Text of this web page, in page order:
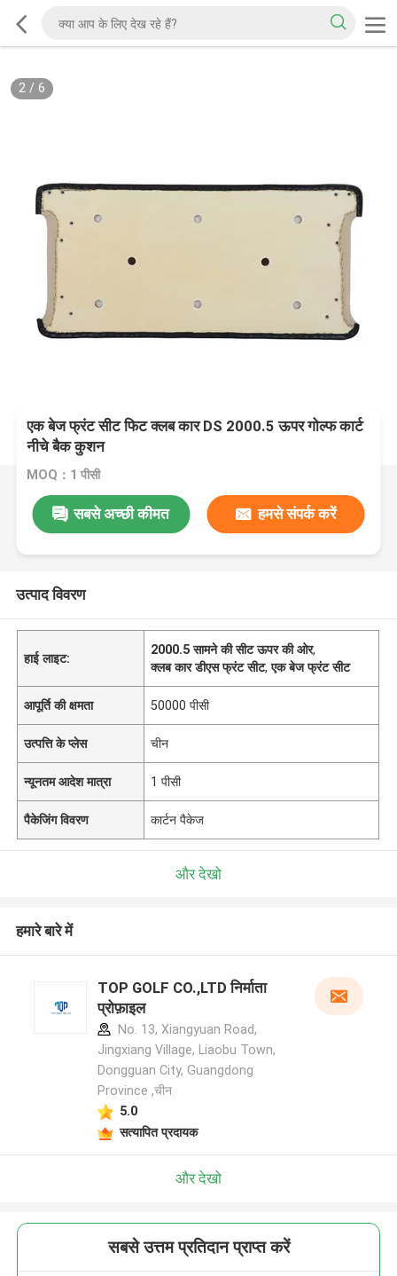
2/ 6
एक बेज फ्रंट सीट फिट क्लब कार DS 2000.5 ऊपर गोल्फ कार्ट
नीचे बैक कुशन
MOQ：1 पीसी
सबसे अच्छी कीमत हमसे संपर्क करें
उत्पाद विवरण
हाई लाइट:
2000.5 सामने की सीट ऊपर की ओर,
क्लब कार डीएस फ्रंट सीट,एक बेज फ्रंट सीट
आपूर्ति की क्षमता 50000 पीसी
उत्पत्ति के प्लेस चीन
न्यूनतम आदेश मात्रा 1 पीसी
पैकेजिंग विवरण कार्टन पैकेज
और देखो
हमारे बारे में
TOP GOLF CO.,LTD निर्माता
प्रोफ़ाइल
No. 13, Xiangyuan Road,
Jingxiang Village, Liaobu Town,
Dongguan City, Guangdong
Province ,चीन
5.0
सत्यापित प्रदायक
और देखो
सबसे उत्तम प्रतिदान प्राप्त करें